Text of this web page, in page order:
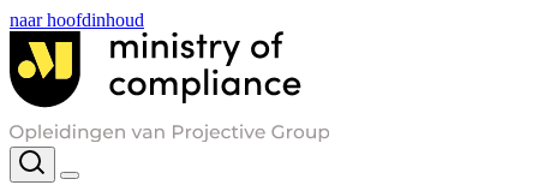
naar hoofdinhoud